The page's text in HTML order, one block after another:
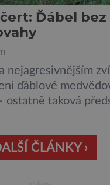
Ďábel bez
nejagresivnějším
ďáblové
ostatně taková
si však takovou
Fakticky se totiž
ČLÁNKY ›